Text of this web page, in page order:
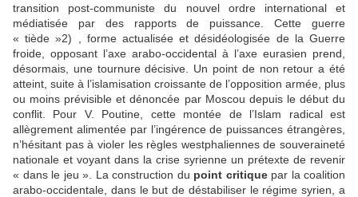
transition post-communiste du nouvel ordre international et
médiatisée par des rapports de puissance. Cette guerre
« tiède »2) , forme actualisée et désidéologisée de la Guerre
froide, opposant l’axe arabo-occidental à l’axe eurasien prend,
désormais, une tournure décisive. Un point de non retour a été
atteint, suite à l’islamisation croissante de l’opposition armée, plus
ou moins prévisible et dénoncée par Moscou depuis le début du
conflit. Pour V. Poutine, cette montée de l’Islam radical est
allègrement alimentée par l’ingérence de puissances étrangères,
n’hésitant pas à violer les règles westphaliennes de souveraineté
nationale et voyant dans la crise syrienne un prétexte de revenir
« dans le jeu ». La construction du point critiquepar la coalition
arabo-occidentale, dans le but de déstabiliser le régime syrien, a